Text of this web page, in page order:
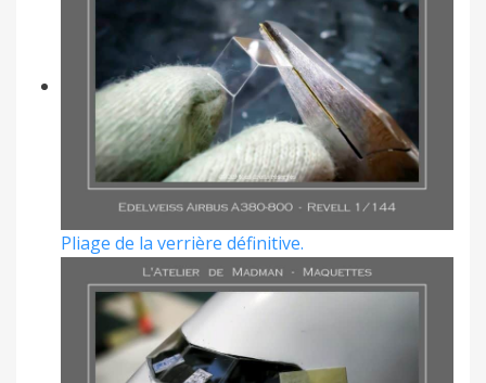
Pliage de la verrière définitive.